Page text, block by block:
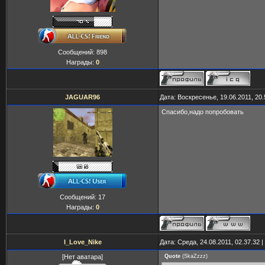
Сообщений: 898
Награды: 0
JAGUAR96 Дата: Воскресенье, 19.06.2011,
Сообщений: 17
Награды: 0
Спасибо,надо попробовать
I_Love_Nike Дата: Среда, 24.08.2011, 02.37.32
[Нет аватара] Quote (SkaZzzz)